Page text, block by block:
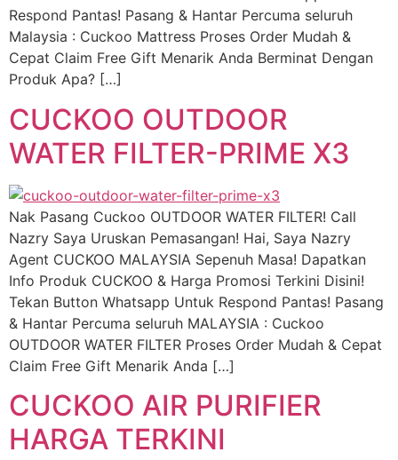
Respond Pantas! Pasang & Hantar Percuma seluruh
Malaysia : Cuckoo Mattress Proses Order Mudah &
Cepat Claim Free Gift Menarik Anda Berminat Dengan
Produk Apa? […]
CUCKOO OUTDOOR
WATER FILTER-PRIME X3
Nak Pasang Cuckoo OUTDOOR WATER FILTER! Call
Nazry Saya Uruskan Pemasangan! Hai, Saya Nazry
Agent CUCKOO MALAYSIA Sepenuh Masa! Dapatkan
Info Produk CUCKOO & Harga Promosi Terkini Disini!
Tekan Button Whatsapp Untuk Respond Pantas! Pasang
& Hantar Percuma seluruh MALAYSIA : Cuckoo
OUTDOOR WATER FILTER Proses Order Mudah & Cepat
Claim Free Gift Menarik Anda […]
CUCKOO AIR PURIFIER
HARGA TERKINI